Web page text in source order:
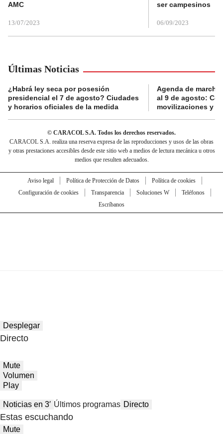
AMC
13/07/2023
ser campesinos
06/09/2023
Últimas Noticias
¿Habrá ley seca por posesión
presidencial el 7 de agosto? Ciudades
y horarios oficiales de la medida
Agenda de
al 9 de agosto:
movilizaciones y
© CARACOL S.A. Todos los derechos reservados.
CARACOL S.A. realiza una reserva expresa de las reproducciones y usos de las obras
y otras prestaciones accesibles desde este sitio web a medios de lectura mecánica u otros
medios que resulten adecuados.
Aviso legal Política de Protección de Datos
Política de cookies
Configuración de cookies
Transparencia Soluciones W
Teléfonos
Escríbanos
Desplegar
Directo
Mute
Volumen
Play
Noticias en 3′ Últimos programas Directo
Estas escuchando
Mute